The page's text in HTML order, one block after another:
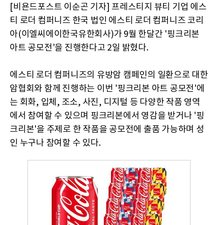
[비욘드포스트 이순곤 기자] 프레스티지 뷰티 기업 에스
티 로더 컴퍼니즈 한국 법인 에스티 로더 컴퍼니즈 코리
아(이엘씨에이한국유한회사)가 9월 한달간 '핑크리본
아트 공모전'을 진행한다고 2일 밝혔다.
에스티 로더 컴퍼니즈의 유방암 캠페인의 일환으로 대한
암협회와 함께 진행하는 이번 '핑크리본 아트 공모전'에
는 회화, 입체, 조소, 사진, 디지털 등 다양한 작품 영역
에서 참여할 수 있으며 핑크리본에서 영감을 받거나 '핑
크리본'을 주제로 한 작품을 공모전에 출품 가능하며 성
인 누구나 참여할 수 있다.